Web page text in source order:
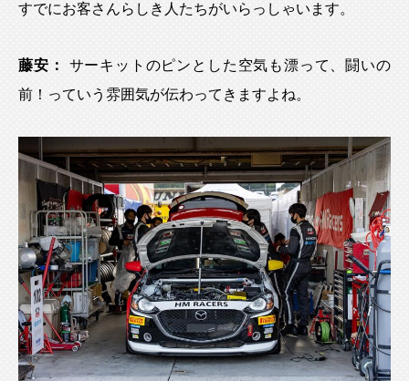
すでにお客さんらしき人たちがいらっしゃいます。
藤安：
サーキットのピンとした空気も漂って、闘いの
前！っていう雰囲気が伝わってきますよね。